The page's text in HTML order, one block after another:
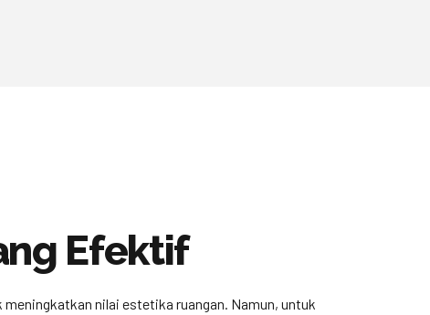
Efektif
meningkatkan nilai estetika ruangan. Namun, untuk